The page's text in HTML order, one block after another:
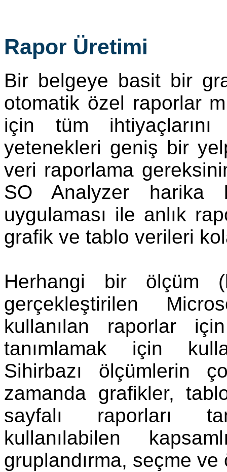
Rapor Üretimi
Bir belgeye basit bir
otomatik özel raporlar
için tüm
yetenekleri geniş bir
veri raporlama
SO Analyzer harika
uygulaması ile anlık
grafik ve tablo verileri
Herhangi bir ölçüm
gerçekleştirilen
kullanılan raporlar
tanımlamak için
Sihirbazı ölçümlerin
zamanda grafikler,
sayfalı raporları
kullanılabilen
gruplandırma, seçme